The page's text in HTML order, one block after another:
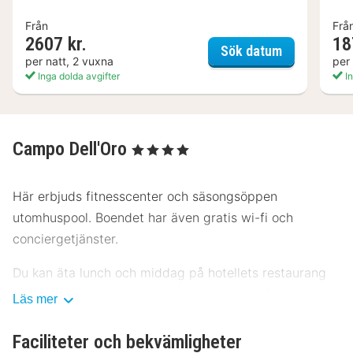
Från
2607 kr.
per natt, 2 vuxna
Inga dolda avgifter
Sök datumDomaine
per
Campo Dell'Oro , 4 Stjärnor
Här erbjuds fitnesscenter och säsongsöppen
utomhuspool. Boendet har även gratis wi-fi och
conciergetjänster.
Du kan äta lunch och middag på hotellets restaurang
Les Bougainvillees, som specialiserar sig på regionala
rumsservice (under begränsade tider). Släck törsten
Läs mer
Faciliteter och bekvämligheter